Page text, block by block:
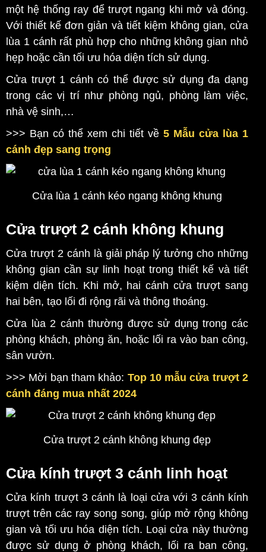
một hệ thống ray để trượt ngang khi mở và đóng.
Với thiết kế đơn giản và tiết kiệm không gian, cửa
lùa 1 cánh rất phù hợp cho những không gian nhỏ
hẹp hoặc cần tối ưu hóa diện tích sử dụng.
Cửa trượt 1 cánh có thể được sử dụng đa dạng
trong các vị trí như phòng ngủ, phòng làm việc,
nhà vệ sinh,…
>>> Bạn có thể xem chi tiết về 5 Mẫu cửa lùa 1
cánh đẹp sang trọng
Cửa lùa 1 cánh kéo ngang không khung
Cửa trượt 2 cánh không khung
Cửa trượt 2 cánh là giải pháp lý tưởng cho những
không gian cần sự linh hoạt trong thiết kế và tiết
kiệm diện tích. Khi mở, hai cánh cửa trượt sang
hai bên, tạo lối đi rộng rãi và thông thoáng.
Cửa lùa 2 cánh thường được sử dụng trong các
phòng khách, phòng ăn, hoặc lối ra vào ban công,
sân vườn.
>>> Mời bạn tham khảo: Top 10 mẫu cửa trượt 2
cánh đáng mua nhất 2024
Cửa trượt 2 cánh không khung đẹp
Cửa kính trượt 3 cánh linh hoạt
Cửa kính trượt 3 cánh là loại cửa với 3 cánh kính
trượt trên các ray song song, giúp mở rộng không
gian và tối ưu hóa diện tích. Loại cửa này thường
được sử dụng ở phòng khách, lối ra ban công,